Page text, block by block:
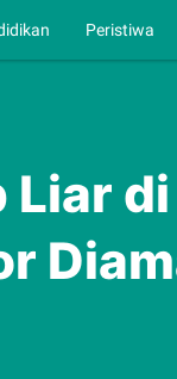
Peristiwa
Liar